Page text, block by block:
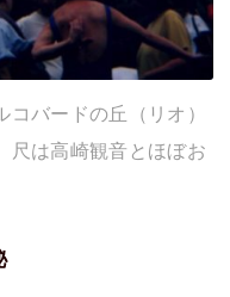
バードの丘（リオ）
尺は高崎観音とほぼお